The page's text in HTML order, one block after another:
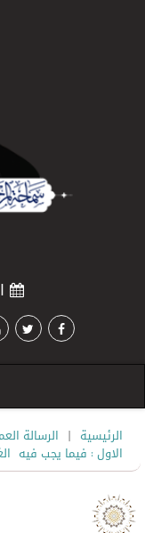
الرئيسية | الرسالة
الاول : فيما يجب فيه